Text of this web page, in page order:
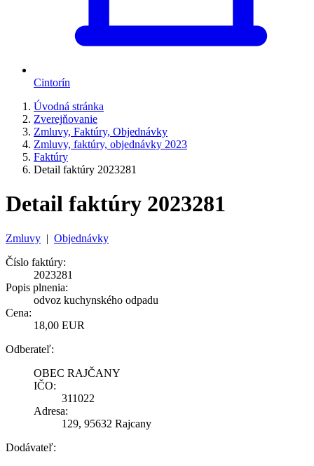
Cintorín
Úvodná stránka
Zverejňovanie
Zmluvy, Faktúry, Objednávky
Zmluvy, faktúry, objednávky 2023
Faktúry
Detail faktúry 2023281
Detail faktúry 2023281
Zmluvy | Objednávky
Číslo faktúry:
2023281
Popis plnenia:
odvoz kuchynského odpadu
Cena:
18,00 EUR
Odberateľ:
OBEC RAJČANY
IČO:
311022
Adresa:
129, 95632 Rajcany
Dodávateľ: